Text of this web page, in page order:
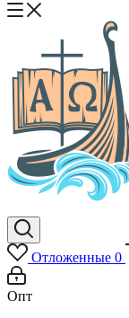
Отложенные 0
Опт